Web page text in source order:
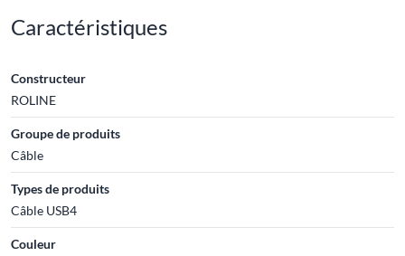
Caractéristiques
Constructeur
ROLINE
Groupe de produits
Câble
Types de produits
Câble USB4
Couleur